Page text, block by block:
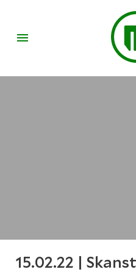
15.02.22 |